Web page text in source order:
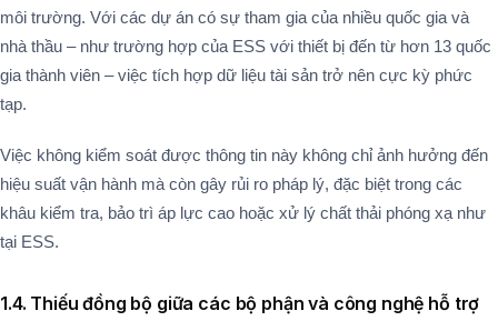
môi trường. Với các dự án có sự tham gia của nhiều quốc gia và
nhà thầu – như trường hợp của ESS với thiết bị đến từ hơn 13 quốc
gia thành viên – việc tích hợp dữ liệu tài sản trở nên cực kỳ phức
tạp.
Việc không kiểm soát được thông tin này không chỉ ảnh hưởng đến
hiệu suất vận hành mà còn gây rủi ro pháp lý, đặc biệt trong các
khâu kiểm tra, bảo trì áp lực cao hoặc xử lý chất thải phóng xạ như
tại ESS​.
1.4. Thiếu đồng bộ giữa các bộ phận và công nghệ hỗ trợ